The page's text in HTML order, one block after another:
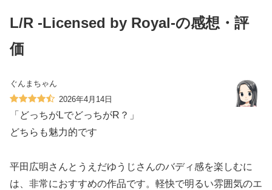
L/R -Licensed by Royal-の感想・評
価
ぐんまちゃん
2026年4月14日
「どっちがLでどっちがR？」
どちらも魅力的です
平田広明さんとうえだゆうじさんのバディ感を楽しむに
は、非常におすすめの作品です。軽快で明るい雰囲気のエ